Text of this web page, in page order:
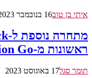
איתי בן טוב16 בנובמבר 2023
ראשונות מ-Lenovo Legion Go דלפו לרשת
תומר סגל17 באוגוסט 2023